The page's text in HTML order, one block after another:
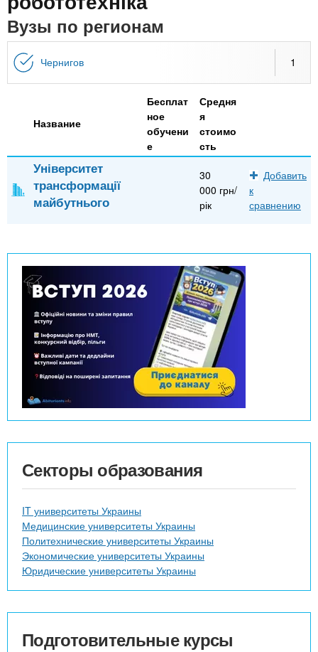
n
t
s
i
n
f
o
х
з
е
й
Онлайн курсы
За рубежом
Вузы по регионам
Чернигов 1
Название
Бесплат
ное
обучени
е
Средня
я
стоимо
сть
Університет
трансформації
майбутнього
30
000 грн/
рік
Добавить
к
сравнению
Секторы образования
IT университеты Украины
Медицинские университеты Украины
Политехнические университеты Украины
Экономические университеты Украины
Юридические университеты Украины
Подготовительные курсы